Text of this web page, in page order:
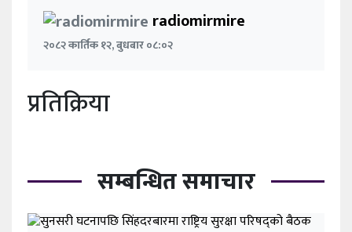
radiomirmire
२०८२ कार्तिक १२, बुधबार ०८:०२
प्रतिक्रिया
सम्बन्धित समाचार